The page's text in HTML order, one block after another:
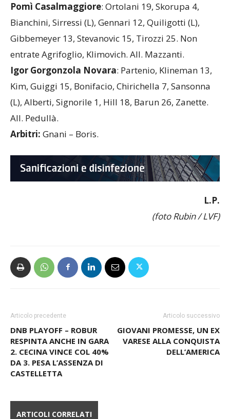
Pomì Casalmaggiore: Ortolani 19, Skorupa 4,
Bianchini, Sirressi (L), Gennari 12, Quiligotti (L),
Gibbemeyer 13, Stevanovic 15, Tirozzi 25. Non
entrate Agrifoglio, Klimovich. All. Mazzanti.
Igor Gorgonzola Novara: Partenio, Klineman 13,
Kim, Guiggi 15, Bonifacio, Chirichella 7, Sansonna
(L), Alberti, Signorile 1, Hill 18, Barun 26, Zanette.
All. Pedullà.
Arbitri: Gnani – Boris.
L.P.
(foto Rubin / LVF)
Articolo precedente
DNB PLAYOFF – ROBUR
RESPINTA ANCHE IN GARA
2. CECINA VINCE COL 40%
DA 3. PESA L’ASSENZA DI
CASTELLETTA
Articolo successivo
GIOVANI PROMESSE, UN EX
VARESE ALLA CONQUISTA
DELL’AMERICA
ARTICOLI CORRELATI